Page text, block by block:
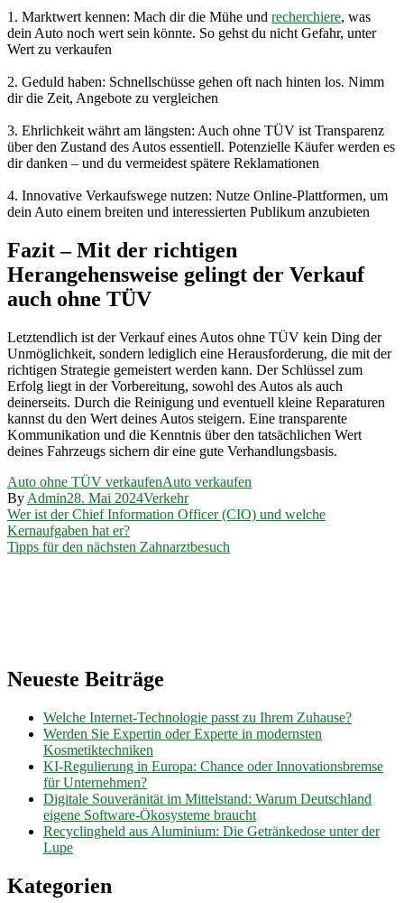
1. Marktwert kennen: Mach dir die Mühe und recherchiere, was
dein Auto noch wert sein könnte. So gehst du nicht Gefahr, unter
Wert zu verkaufen
2. Geduld haben: Schnellschüsse gehen oft nach hinten los. Nimm
dir die Zeit, Angebote zu vergleichen
3. Ehrlichkeit währt am längsten: Auch ohne TÜV ist Transparenz
über den Zustand des Autos essentiell. Potenzielle Käufer werden es
dir danken – und du vermeidest spätere Reklamationen
4. Innovative Verkaufswege nutzen: Nutze Online-Plattformen, um
dein Auto einem breiten und interessierten Publikum anzubieten
Fazit – Mit der richtigen
Herangehensweise gelingt der Verkauf
auch ohne TÜV
Letztendlich ist der Verkauf eines Autos ohne TÜV kein Ding der
Unmöglichkeit, sondern lediglich eine Herausforderung, die mit der
richtigen Strategie gemeistert werden kann. Der Schlüssel zum
Erfolg liegt in der Vorbereitung, sowohl des Autos als auch
deinerseits. Durch die Reinigung und eventuell kleine Reparaturen
kannst du den Wert deines Autos steigern. Eine transparente
Kommunikation und die Kenntnis über den tatsächlichen Wert
deines Fahrzeugs sichern dir eine gute Verhandlungsbasis.
Auto ohne TÜV verkaufenAuto verkaufen
By Admin28. Mai 2024Verkehr
Beitragsnavigation
Wer ist der Chief Information Officer (CIO) und welche
Kernaufgaben hat er?
Tipps für den nächsten Zahnarztbesuch
Neueste Beiträge
Welche Internet-Technologie passt zu Ihrem Zuhause?
Werden Sie Expertin oder Experte in modernsten
Kosmetiktechniken
KI-Regulierung in Europa: Chance oder Innovationsbremse
für Unternehmen?
Digitale Souveränität im Mittelstand: Warum Deutschland
eigene Software-Ökosysteme braucht
Recyclingheld aus Aluminium: Die Getränkedose unter der
Lupe
Kategorien